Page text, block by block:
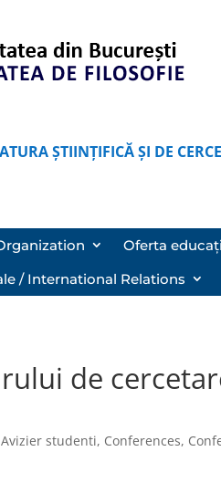
ȘTIINȚIFICĂ ȘI DE
Oferta
/ International Relations
de
Avizier studenti, Conferences,